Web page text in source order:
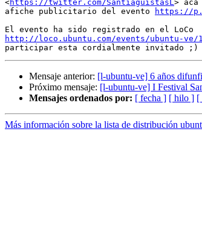
<https://twitter.com/SantiaguistasL>
afiche publicitario del evento
https://
http://loco.ubuntu.com/events/ubuntu-
Mensaje anterior: [l-ubuntu-ve] 6 años
Próximo mensaje: [l-ubuntu-ve] I Festival
Mensajes ordenados por: [ fecha ] [ hilo ] [
Más información sobre la lista de distribución